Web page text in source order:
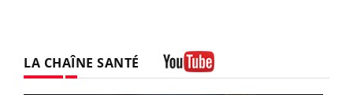
LA CHAÎNE SANTÉ